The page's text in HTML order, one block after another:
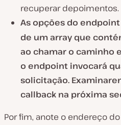
recuperar depoimentos.
As opções do
de um array que
ao chamar o caminho
o endpoint invocará
solicitação.
callback na próxima
Por fim, anote o endereço